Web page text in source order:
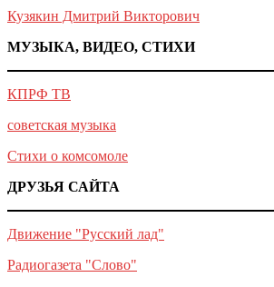
Кузякин Дмитрий Викторович
МУЗЫКА, ВИДЕО, СТИХИ
КПРФ ТВ
советская музыка
Стихи о комсомоле
ДРУЗЬЯ САЙТА
Движение "Русский лад"
Радиогазета "Слово"